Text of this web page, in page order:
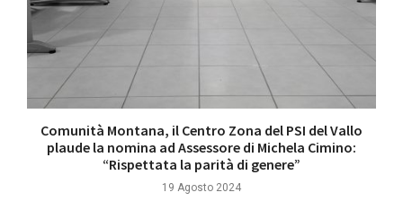
Comunità Montana, il Centro Zona del PSI del Vallo
plaude la nomina ad Assessore di Michela Cimino:
“Rispettata la parità di genere”
19 Agosto 2024